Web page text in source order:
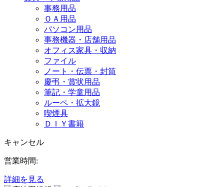
事務用品
ＯＡ用品
パソコン用品
事務機器・店舗用品
オフィス家具・収納
ファイル
ノート・伝票・封筒
慶弔・賞状用品
筆記・学童用品
ルーペ・拡大鏡
喫煙具
ＤＩＹ書籍
キャンセル
営業時間:
詳細を見る